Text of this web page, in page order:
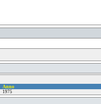
Anno
1975